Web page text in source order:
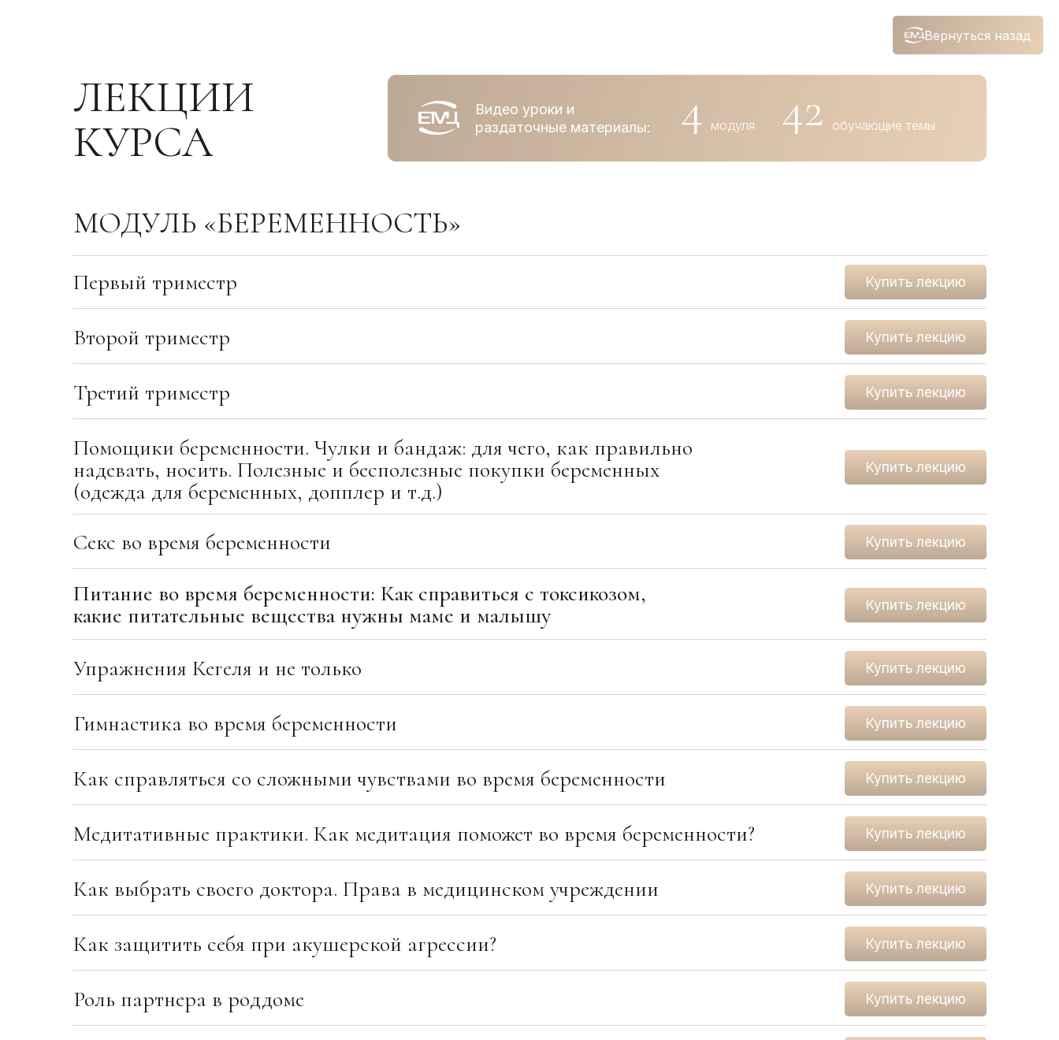
ЛЕКЦИИ
КУРСА
обучающие темы
42
модуля
4
Видео уроки и
раздаточные материалы:
МОДУЛЬ «БЕРЕМЕННОСТЬ»
Купить лекцию
Первый триместр
Купить лекцию
Второй триместр
Купить лекцию
Третий триместр
Купить лекцию
Помощики беременности. Чулки и бандаж: для чего, как правильно
надевать, носить. Полезные и бесполезные покупки беременных
(одежда для беременных, допплер и т.д.)
Купить лекцию
Секс во время беременности
Купить лекцию
Питание во время беременности: Как справиться с токсикозом,
какие питательные вещества нужны маме и малышу
Купить лекцию
Упражнения Кегеля и не только
Купить лекцию
Гимнастика во время беременности
Купить лекцию
Как справляться со сложными чувствами во время беременности
Купить лекцию
Медитативные практики. Как медитация поможет во время беременности?
Купить лекцию
Как выбрать своего доктора. Права в медицинском учреждении
Купить лекцию
Как защитить себя при акушерской агрессии?
Купить лекцию
Роль партнера в роддоме
Вернуться назад